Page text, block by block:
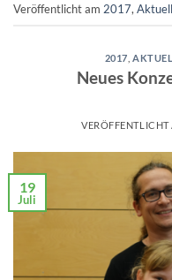
Veröffentlicht am 2017,
2017
Neues
VERÖFFENTLICHT
19
Juli